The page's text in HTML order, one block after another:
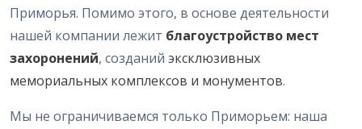
Приморья. Помимо этого, в основе деятельности
нашей компании лежит благоустройство мест
захоронений, созданий эксклюзивных
мемориальных комплексов и монументов.
Мы не ограничиваемся только Приморьем: наша